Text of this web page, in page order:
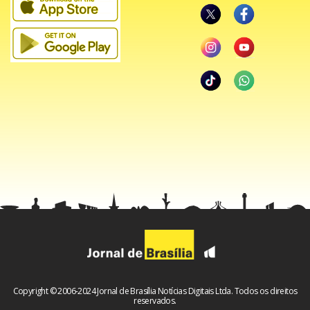
modificado é similar ao tradicional do ponto de vista da
Copyright © 2006-2024 Jornal de Brasília Notícias Digitais Ltda. Todos os direitos
reservados.